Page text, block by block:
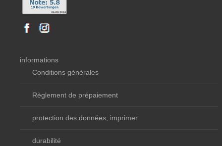
informations
Conditions générales
Règlement de prépaiement
protection des données, imprimer
durabilité